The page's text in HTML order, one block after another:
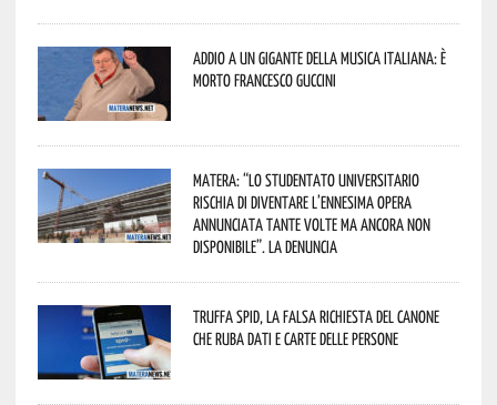
Addio a un gigante della musica italiana: è
morto Francesco Guccini
Matera: “Lo studentato universitario
rischia di diventare l’ennesima opera
annunciata tante volte ma ancora non
disponibile”. La denuncia
Truffa Spid, la falsa richiesta del canone
che ruba dati e carte delle persone